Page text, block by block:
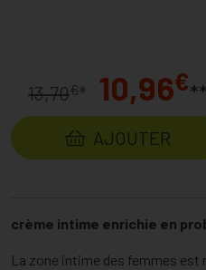
13,70€* 10,96€**
AJOUTER
crème intime enrichie en
La zone intime des femmes est